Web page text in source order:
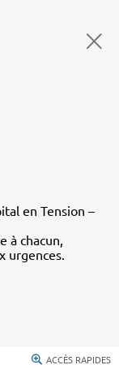
en Tension –
à chacun,
urgences.
ACCÈS RAPIDES